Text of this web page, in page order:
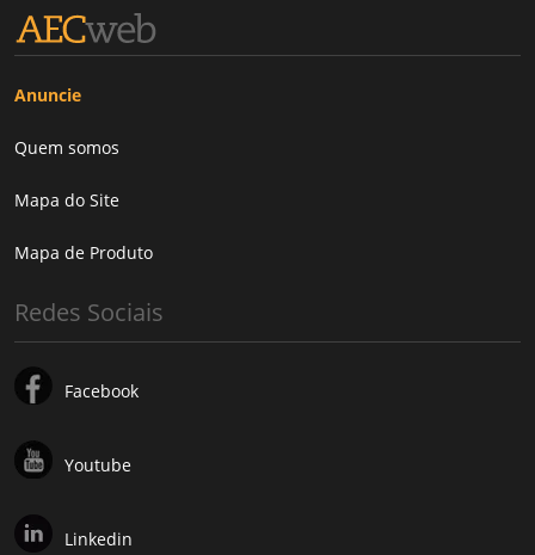
Anuncie
Quem somos
Mapa do Site
Mapa de Produto
Redes Sociais
Facebook
Youtube
Linkedin